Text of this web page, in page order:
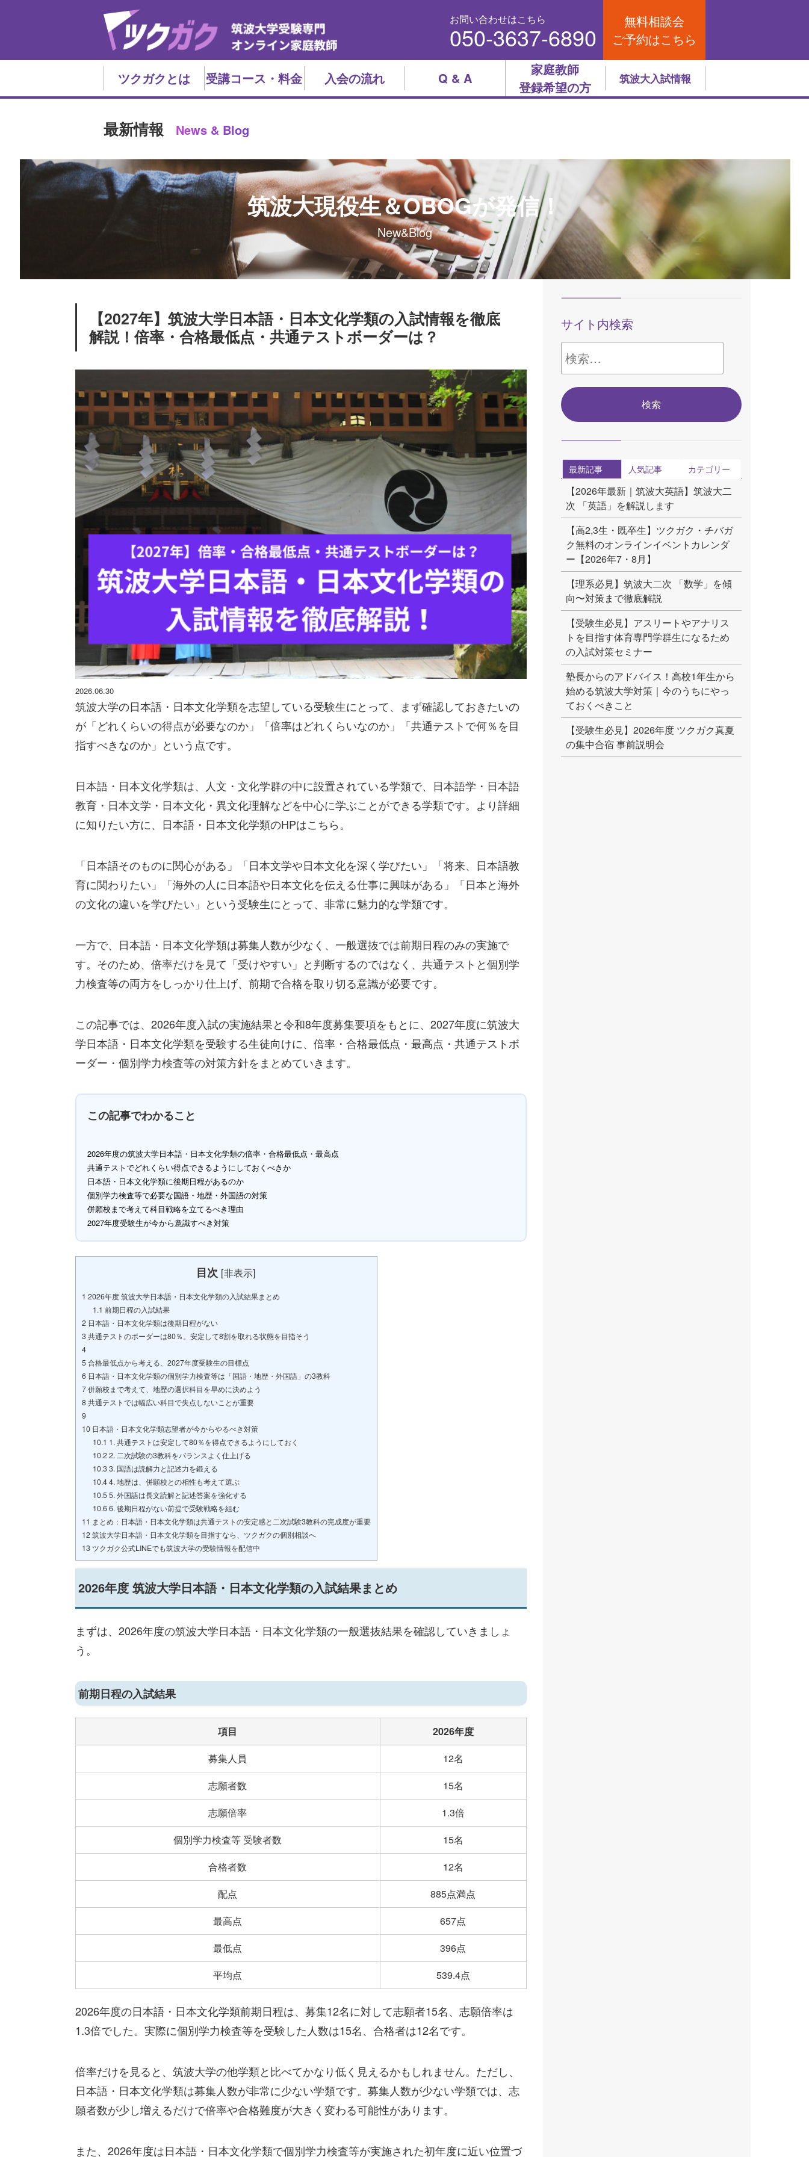
お問い合わせはこちら
050-3637-6890
無料相談会
ご予約はこちら
ツクガクとは 受講コース・料金 入会の流れ Q & A
家庭教師
登録希望の方
筑波大入試情報
最新情報 News & Blog
筑波大現役生＆OBOGが発信！
New&Blog
【2027年】筑波大学日本語・日本文化学類の入試情報を徹底
解説！倍率・合格最低点・共通テストボーダーは？
2026.06.30
筑波大学の日本語・日本文化学類を志望している受験生にとって、まず確認しておきたいの
が「どれくらいの得点が必要なのか」「倍率はどれくらいなのか」「共通テストで何％を目
指すべきなのか」という点です。
日本語・日本文化学類は、人文・文化学群の中に設置されている学類で、日本語学・日本語
教育・日本文学・日本文化・異文化理解などを中心に学ぶことができる学類です。 より詳細
に知りたい方に、日本語・日本文化学類のHPはこちら。
「日本語そのものに関心がある」「日本文学や日本文化を深く学びたい」「将来、日本語教
育に関わりたい」「海外の人に日本語や日本文化を伝える仕事に興味がある」「日本と海外
の文化の違いを学びたい」という受験生にとって、非常に魅力的な学類です。
一方で、日本語・日本文化学類は募集人数が少なく、一般選抜では前期日程のみの実施で
す。そのため、倍率だけを見て「受けやすい」と判断するのではなく、共通テストと個別学
力検査等の両方をしっかり仕上げ、前期で合格を取り切る意識が必要です。
この記事では、2026年度入試の実施結果と令和8年度募集要項をもとに、2027年度に筑波大
学日本語・日本文化学類を受験する生徒向けに、倍率・合格最低点・最高点・共通テストボ
ーダー・個別学力検査等の対策方針をまとめていきます。
この記事でわかること
2026年度の筑波大学日本語・日本文化学類の倍率・合格最低点・最高点
共通テストでどれくらい得点できるようにしておくべきか
日本語・日本文化学類に後期日程があるのか
個別学力検査等で必要な国語・地歴・外国語の対策
併願校まで考えて科目戦略を立てるべき理由
2027年度受験生が今から意識すべき対策
目次 [非表示]
1 2026年度 筑波大学日本語・日本文化学類の入試結果まとめ
1.1 前期日程の入試結果
2日本語・日本文化学類は後期日程がない
3共通テストのボーダーは80％。安定して8割を取れる状態を目指そう
4
5合格最低点から考える、2027年度受験生の目標点
6日本語・日本文化学類の個別学力検査等は「国語・地歴・外国語」の3教科
7併願校まで考えて、地歴の選択科目を早めに決めよう
8共通テストでは幅広い科目で失点しないことが重要
9
10日本語・日本文化学類志望者が今からやるべき対策
10.1 1. 共通テストは安定して80％を得点できるようにしておく
10.22. 二次試験の3教科をバランスよく仕上げる
10.33. 国語は読解力と記述力を鍛える
10.44. 地歴は、併願校との相性も考えて選ぶ
10.55. 外国語は長文読解と記述答案を強化する
10.66. 後期日程がない前提で受験戦略を組む
11 まとめ：日本語・日本文化学類は共通テストの安定感と二次試験3教科の完成度が重要
12筑波大学日本語・日本文化学類を目指すなら、ツクガクの個別相談へ
13ツクガク公式LINEでも筑波大学の受験情報を配信中
2026年度 筑波大学日本語・日本文化学類の入試結果まとめ
まずは、2026年度の筑波大学日本語・日本文化学類の一般選抜結果を確認していきましょ
う。
前期日程の入試結果
項目
2026年度
募集人員
12名
志願者数
15名
志願倍率
1.3倍
個別学力検査等 受験者数
15名
合格者数
12名
配点
885点満点
最高点
657点
最低点
396点
平均点
539.4点
2026年度の日本語・日本文化学類前期日程は、募集12名に対して志願者15名、志願倍率は
1.3倍でした。実際に個別学力検査等を受験した人数は15名、合格者は12名です。
倍率だけを見ると、筑波大学の他学類と比べてかなり低く見えるかもしれません。ただし、
日本語・日本文化学類は募集人数が非常に少ない学類です。募集人数が少ない学類では、志
願者数が少し増えるだけで倍率や合格難度が大きく変わる可能性があります。
また、2026年度は日本語・日本文化学類で個別学力検査等が実施された初年度に近い位置づ
サイト内検索
索:
最新記事 人気記事 カテゴリー
【2026年最新｜筑波大英語】筑波大二
次 「英語」を解説します
【高2,3生・既卒生】ツクガク・チバガ
ク無料のオンラインイベントカレンダ
ー【2026年7・8月】
【理系必見】筑波大二次 「数学」を傾
向〜対策まで徹底解説
【受験生必見】アスリートやアナリス
トを目指す体育専門学群生になるため
の入試対策セミナー
塾長からのアドバイス！高校1年生から
始める筑波大学対策｜今のうちにやっ
ておくべきこと
【受験生必見】2026年度 ツクガク真夏
の集中合宿 事前説明会